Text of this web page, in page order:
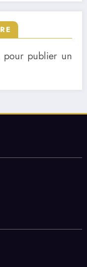
pour publier un